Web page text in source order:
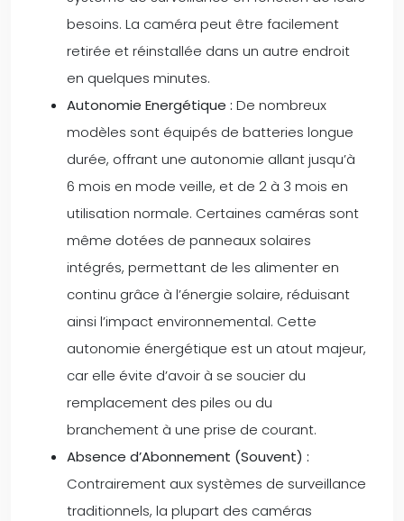
besoins. La caméra peut être facilement
retirée et réinstallée dans un autre endroit
en quelques minutes.
Autonomie Energétique : De nombreux
modèles sont équipés de batteries longue
durée, offrant une autonomie allant jusqu’à
6 mois en mode veille, et de 2 à 3 mois en
utilisation normale. Certaines caméras sont
même dotées de panneaux solaires
intégrés, permettant de les alimenter en
continu grâce à l’énergie solaire, réduisant
ainsi l’impact environnemental. Cette
autonomie énergétique est un atout majeur,
car elle évite d’avoir à se soucier du
remplacement des piles ou du
branchement à une prise de courant.
Absence d’Abonnement (Souvent) :
Contrairement aux systèmes de surveillance
traditionnels, la plupart des caméras